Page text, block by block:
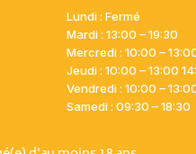
Lundi : Fermé
Mardi : 13:00 – 19:30
Mercredi : 10:00 –
Jeudi : 10:00 – 13:00
Vendredi : 10:00 –
Samedi : 09:30 – 18:30